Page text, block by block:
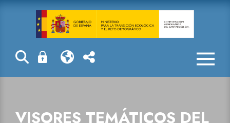
Visores
VISORES TEMÁTICOS DEL